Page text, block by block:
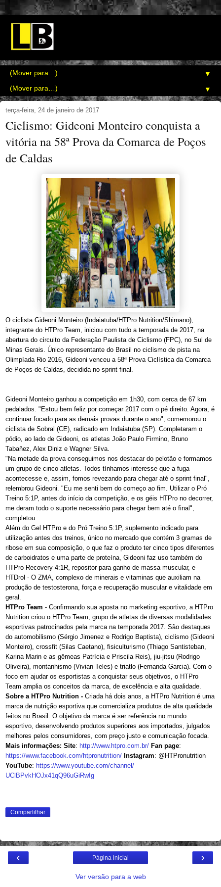
▼
▼
terça-feira, 24 de janeiro de 2017
Ciclismo: Gideoni Monteiro conquista a
vitória na 58ª Prova da Comarca de Poços
de Caldas
O ciclista Gideoni Monteiro (Indaiatuba/HTPro Nutrition/Shimano),
integrante do HTPro Team, iniciou com tudo a temporada de 2017, na
abertura do circuito da Federação Paulista de Ciclismo (FPC), no Sul de
Minas Gerais. Único representante do Brasil no ciclismo de pista na
Olimpíada Rio 2016, Gideoni venceu a 58ª Prova Ciclística da Comarca
de Poços de Caldas, decidida no sprint final.
Gideoni Monteiro ganhou a competição em 1h30, com cerca de 67 km
pedalados. "Estou bem feliz por começar 2017 com o pé direito. Agora, é
continuar focado para as demais provas durante o ano", comemorou o
ciclista de Sobral (CE), radicado em Indaiatuba (SP). Completaram o
pódio, ao lado de Gideoni, os atletas João Paulo Firmino, Bruno
Tabañez, Alex Diniz e Wagner Silva.
"Na metade da prova conseguimos nos destacar do pelotão e formamos
um grupo de cinco atletas. Todos tínhamos interesse que a fuga
acontecesse e, assim, fomos revezando para chegar até o sprint final",
relembrou Gideoni. "Eu me senti bem do começo ao fim. Utilizar o Pró
Treino 5:1P, antes do início da competição, e os géis HTPro no decorrer,
me deram todo o suporte necessário para chegar bem até o final",
completou
Além do Gel HTPro e do Pró Treino 5:1P, suplemento indicado para
utilização antes dos treinos, único no mercado que contém 3 gramas de
ribose em sua composição, o que faz o produto ter cinco tipos diferentes
de carboidratos e uma parte de proteína, Gideoni faz uso também do
HTPro Recovery 4:1R, repositor para ganho de massa muscular, e
HTDrol - O ZMA, complexo de minerais e vitaminas que auxiliam na
produção de testosterona, força e recuperação muscular e vitalidade em
geral.
HTPro Team - Confirmando sua aposta no marketing esportivo, a HTPro
Nutrition criou o HTPro Team, grupo de atletas de diversas modalidades
esportivas patrocinados pela marca na temporada 2017. São destaques
do automobilismo (Sérgio Jimenez e Rodrigo Baptista), ciclismo (Gideoni
Monteiro), crossfit (Silas Caetano), fisiculturismo (Thiago Santisteban,
Karina Marin e as gêmeas Patrícia e Priscila Reis), jiu-jitsu (Rodrigo
Oliveira), montanhismo (Vivian Teles) e triatlo (Fernanda Garcia). Com o
foco em ajudar os esportistas a conquistar seus objetivos, o HTPro
Team amplia os conceitos da marca, de excelência e alta qualidade.
Sobre a HTPro Nutrition - Criada há dois anos, a HTPro Nutrition é uma
marca de nutrição esportiva que comercializa produtos de alta qualidade
feitos no Brasil. O objetivo da marca é ser referência no mundo
esportivo, desenvolvendo produtos superiores aos importados, julgados
melhores pelos consumidores, com preço justo e comunicação focada.
Mais informações: Site: http://www.htpro.com.br/ Fan page:
https://www.facebook.com/htpronutrition/ Instagram: @HTPronutrition
YouTube: https://www.youtube.com/channel/
UClBPvkHOJx41qQ96uGiRwIg
Compartilhar
‹ ›
Página inicial
Ver versão para a web